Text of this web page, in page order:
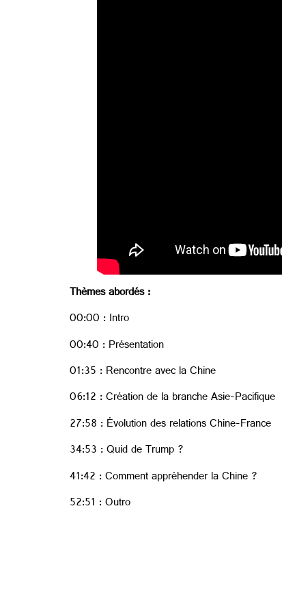
Thèmes abordés :
00:00 : Intro
00:40 : Présentation
01:35 : Rencontre avec la Chine
06:12 : Création de la branche Asie-Pacifique
27:58 : Évolution des relations Chine-France
34:53 : Quid de Trump ?
41:42 : Comment appréhender la Chine ?
52:51 : Outro